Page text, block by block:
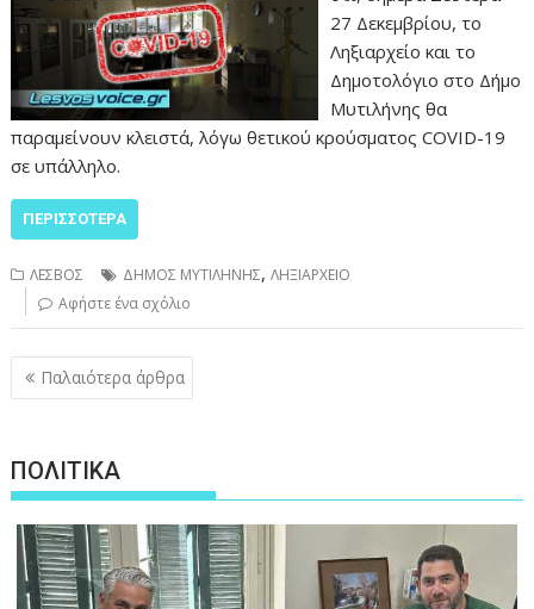
27 Δεκεμβρίου, το
Ληξιαρχείο και το
Δημοτολόγιο στο Δήμο
Μυτιλήνης θα
παραμείνουν κλειστά, λόγω θετικού κρούσματος COVID-19
σε υπάλληλο.
ΠΕΡΙΣΣΌΤΕΡΑ
ΛΕΣΒΟΣ ΔΗΜΟΣ ΜΥΤΙΛΗΝΗΣ,ΛΗΞΙΑΡΧΕΙΟ
Αφήστε ένα σχόλιο
Πλοήγηση
άρθρων
Παλαιότερα άρθρα
ΠΟΛΙΤΙΚΑ